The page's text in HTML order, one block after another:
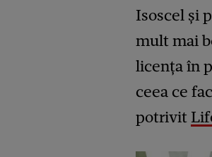
Isoscel și
mult mai
licența în
ceea ce
potrivit